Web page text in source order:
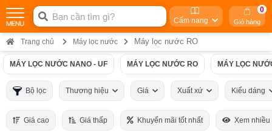
Cẩm nang Giỏ hàng
0
Trang chủ Máy lọc nước Máy lọc nước RO
MÁY LỌC NƯỚC NANO - UF MÁY LỌC NƯỚC RO MÁY LỌC
Bộ lọc Thương hiệu Giá Xuất xứ Kiểu dáng
Giá cao Giá thấp Khuyến mãi tốt nhất Xem nhiều